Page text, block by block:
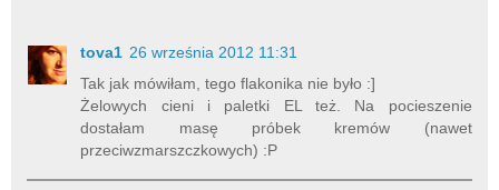
tova1 26 września 2012 11:31
Tak jak mówiłam, tego flakonika nie było :]
Żelowych cieni i paletki EL też. Na pocieszenie
dostałam masę próbek kremów (nawet
przeciwzmarszczkowych) :P